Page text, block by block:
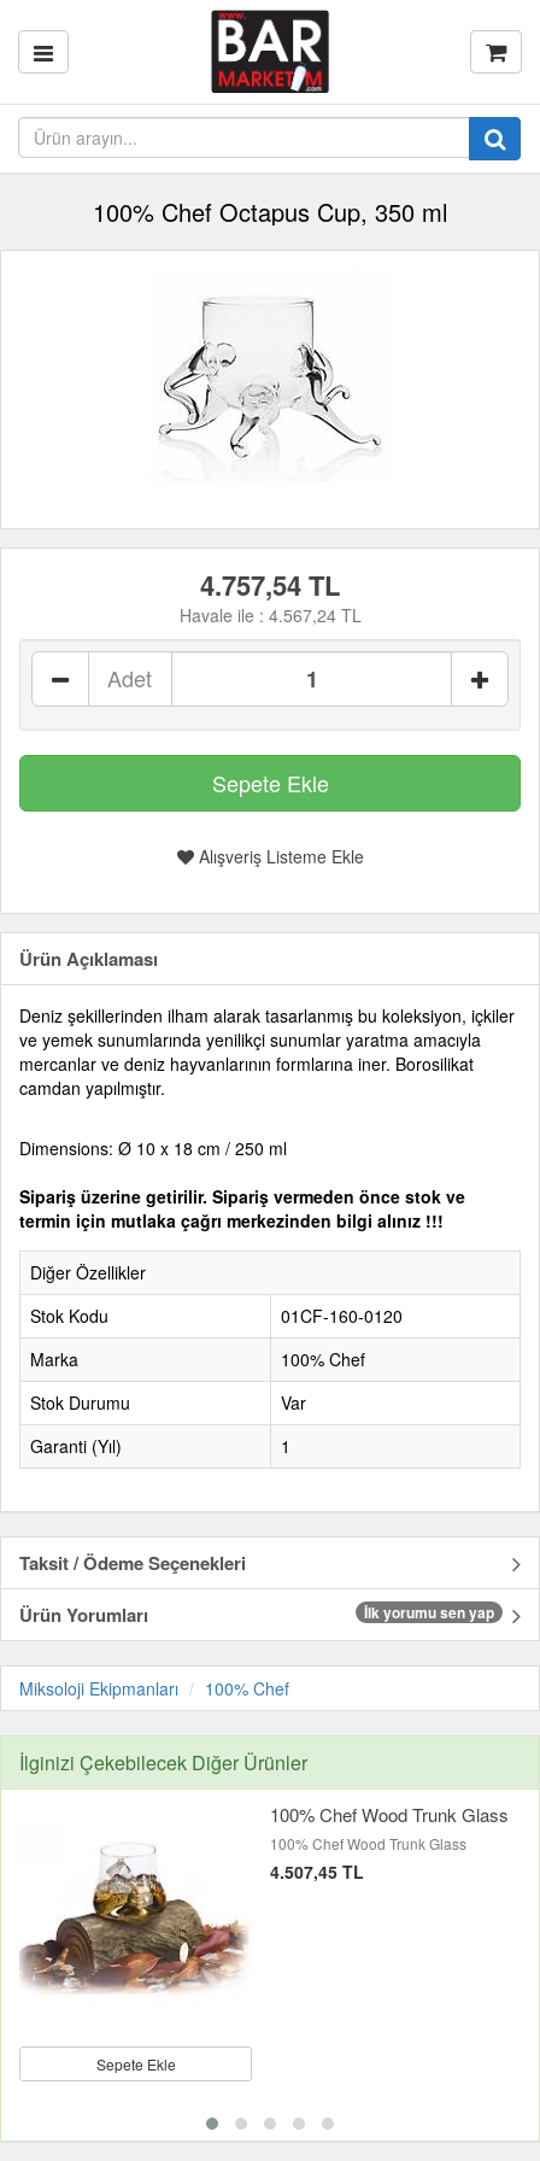
100% Chef Octapus Cup, 350 ml
4.757,54 TL
Havale ile : 4.567,24 TL
Adet
Alışveriş Listeme Ekle
Ürün Açıklaması
Deniz şekillerinden ilham alarak tasarlanmış bu koleksiyon, içkiler
ve yemek sunumlarında yenilikçi sunumlar yaratma amacıyla
mercanlar ve deniz hayvanlarının formlarına iner. Borosilikat
camdan yapılmıştır.
Dimensions: Ø 10 x 18 cm / 250 ml
Sipariş üzerine getirilir. Sipariş vermeden önce stok ve
termin için mutlaka çağrı merkezinden bilgi alınız !!!
Diğer Özellikler
Stok Kodu
01CF-160-0120
Marka
100% Chef
Stok Durumu
Var
Garanti (Yıl)
1
Taksit / Ödeme Seçenekleri
Ürün Yorumları
İlk yorumu sen yap
Miksoloji Ekipmanları 100% Chef
İlginizi Çekebilecek Diğer Ürünler
Sepete Ekle
100% Chef Wood Trunk Glass
100% Chef Wood Trunk Glass
4.507,45 TL